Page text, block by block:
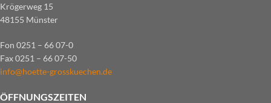
Krögerweg 15
48155 Münster
Fon 0251 – 66 07-0
Fax 0251 – 66 07-50
info@hoette-grosskuechen.de
ÖFFNUNGSZEITEN